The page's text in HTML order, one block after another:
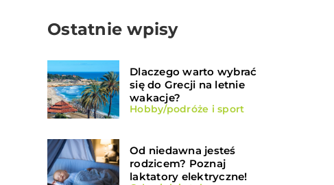
Ostatnie wpisy
Dlaczego warto wybrać
się do Grecji na letnie
wakacje?
Hobby/podróże i sport
Od niedawna jesteś
rodzicem? Poznaj
laktatory elektryczne!